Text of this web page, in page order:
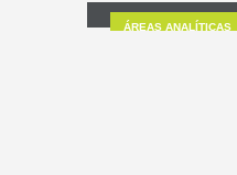
ÁREAS ANALÍTICAS